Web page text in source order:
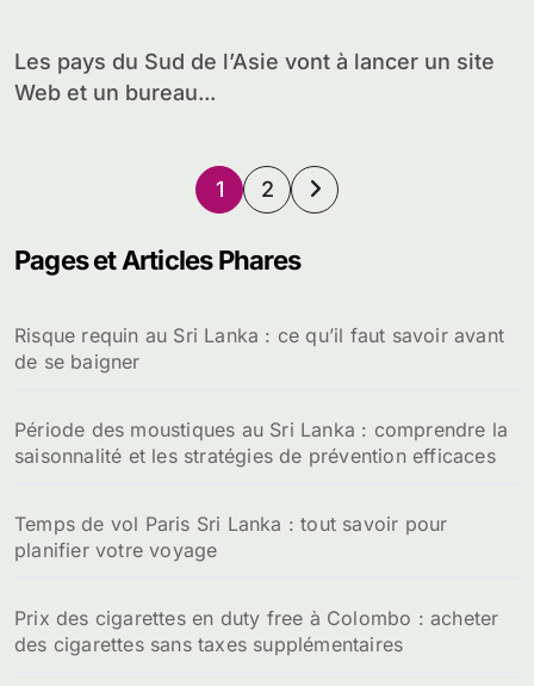
Les pays du Sud de l’Asie vont à lancer un site
Web et un bureau...
Pagination
des
1 2
Pages et Articles Phares
Risque requin au Sri Lanka : ce qu’il faut savoir avant
de se baigner
Période des moustiques au Sri Lanka : comprendre la
saisonnalité et les stratégies de prévention efficaces
Temps de vol Paris Sri Lanka : tout savoir pour
planifier votre voyage
Prix des cigarettes en duty free à Colombo : acheter
des cigarettes sans taxes supplémentaires